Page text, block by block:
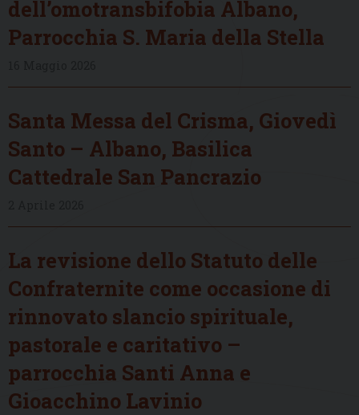
dell’omotransbifobia Albano,
Parrocchia S. Maria della Stella
Santa Messa del Crisma, Giovedì
Santo – Albano, Basilica
Cattedrale San Pancrazio
La revisione dello Statuto delle
Confraternite come occasione di
rinnovato slancio spirituale,
pastorale e caritativo –
parrocchia Santi Anna e
Gioacchino Lavinio